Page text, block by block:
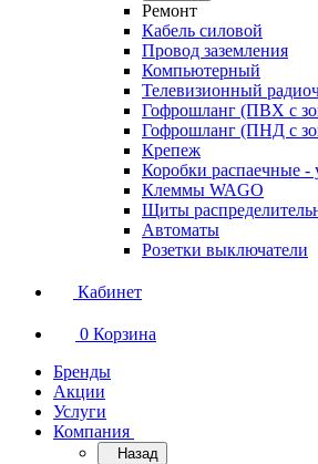
Ремонт
Кабель силовой
Провод заземления
Компьютерный
Телевизионный
Гофрошланг (ПВХ с
Гофрошланг (ПНД с
Крепеж
Коробки распаечные -
Клеммы WAGO
Щиты
Автоматы
Розетки выключатели
Кабинет
0 Корзина
Бренды
Акции
Услуги
Компания
Назад